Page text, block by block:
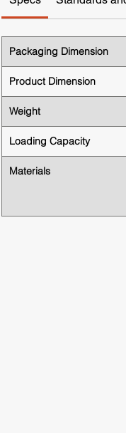
Packaging Dimension
Product Dimension
Weight
Loading Capacity
Materials